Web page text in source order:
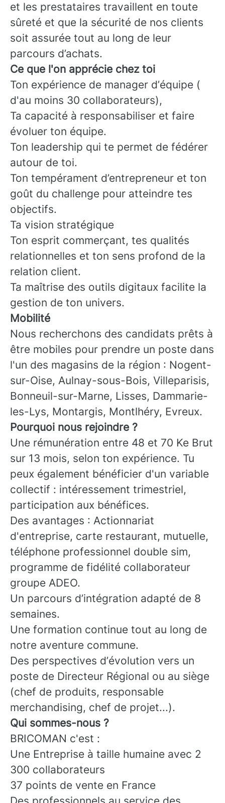
et les prestataires travaillent en toute
sûreté et que la sécurité de nos clients
soit assurée tout au long de leur
parcours d’achats.
Ce que l'on apprécie chez toi
Ton expérience de manager d’équipe (
d'au moins 30 collaborateurs),
Ta capacité à responsabiliser et faire
évoluer ton équipe.
Ton leadership qui te permet de fédérer
autour de toi.
Ton tempérament d’entrepreneur et ton
goût du challenge pour atteindre tes
objectifs.
Ta vision stratégique
Ton esprit commerçant, tes qualités
relationnelles et ton sens profond de la
relation client.
Ta maîtrise des outils digitaux facilite la
gestion de ton univers.
Mobilité
Nous recherchons des candidats prêts à
être mobiles pour prendre un poste dans
l'un des magasins de la région : Nogent-
sur-Oise, Aulnay-sous-Bois, Villeparisis,
Bonneuil-sur-Marne, Lisses, Dammarie-
les-Lys, Montargis, Montlhéry, Evreux.
Pourquoi nous rejoindre ?
Une rémunération entre 48 et 70 Ke Brut
sur 13 mois, selon ton expérience. Tu
peux également bénéficier d'un variable
collectif : intéressement trimestriel,
participation aux bénéfices.
Des avantages : Actionnariat
d'entreprise, carte restaurant, mutuelle,
téléphone professionnel double sim,
programme de fidélité collaborateur
groupe ADEO.
Un parcours d’intégration adapté de 8
semaines.
Une formation continue tout au long de
notre aventure commune.
Des perspectives d’évolution vers un
poste de Directeur Régional ou au siège
(chef de produits, responsable
merchandising, chef de projet...).
Qui sommes-nous ?
BRICOMAN c'est :
Une Entreprise à taille humaine avec 2
300 collaborateurs
37 points de vente en France